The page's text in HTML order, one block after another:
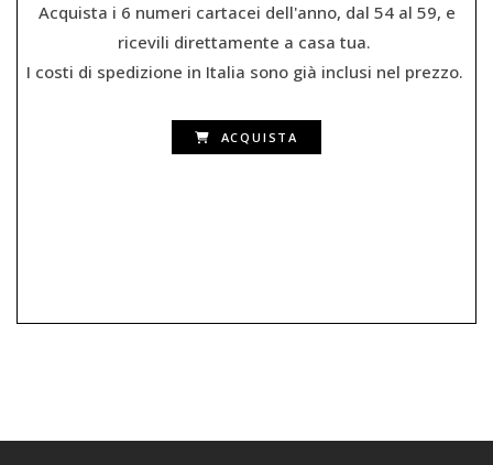
Acquista i 6 numeri cartacei dell'anno, dal 54 al 59, e
ricevili direttamente a casa tua.
I costi di spedizione in Italia sono già inclusi nel prezzo.
ACQUISTA